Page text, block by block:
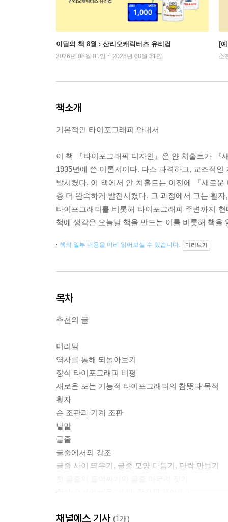
이달의 책 8월 : 산리오캐릭터즈 유리컵
2026년 08월 01일 ~ 2026년 08월 31일
[
소
책소개
기본적인 타이포그래피 안내서
이 책 『타이포그래픽 디자인』은 얀 치홀트가 『
1935년에 쓴 이론서이다. 다소 과격하고, 교조적
발시켰다. 이 책에서 얀 치홀트는 이전에 『새로
층 더 완숙하게 발전시켰다. 그 과정에서 그는 활
타이포그래피를 비롯해 타이포그래피 주변까지
책에 생각은 오늘날 책을 만드는 이를 비롯해 책을
책의 일부 내용을 미리 읽어보실 수 있습니다. 미리보기
목차
추천의 글
머리말
역사를 통해 되돌아보기
장식 타이포그래피 비평
새로운 또는 기능적 타이포그래피의 참뜻과 목적
활자
손 조판과 기계 조판
낱말
글줄
글줄에서의 강조
글줄 사이 띄우기, 글줄 모양 다듬기, 단락 만들기
활자 크기의 비율, 표제, 활자체 섞어짜기
일상적인 소량 인쇄물 작업
채널예스 기사 (1개)